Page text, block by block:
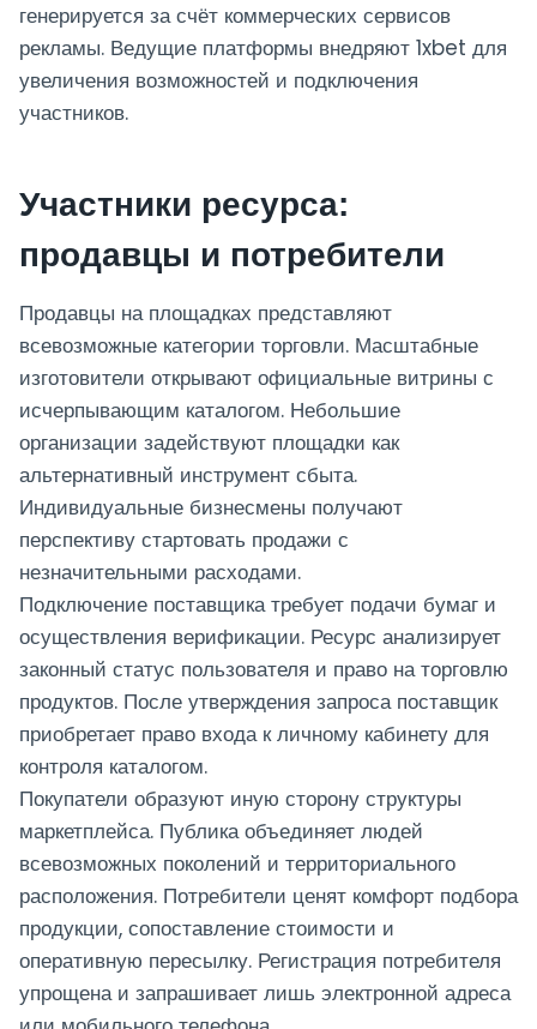
генерируется за счёт коммерческих сервисов
рекламы. Ведущие платформы внедряют 1xbet для
увеличения возможностей и подключения
участников.
Участники ресурса:
продавцы и потребители
Продавцы на площадках представляют
всевозможные категории торговли. Масштабные
изготовители открывают официальные витрины с
исчерпывающим каталогом. Небольшие
организации задействуют площадки как
альтернативный инструмент сбыта.
Индивидуальные бизнесмены получают
перспективу стартовать продажи с
незначительными расходами.
Подключение поставщика требует подачи бумаг и
осуществления верификации. Ресурс анализирует
законный статус пользователя и право на торговлю
продуктов. После утверждения запроса поставщик
приобретает право входа к личному кабинету для
контроля каталогом.
Покупатели образуют иную сторону структуры
маркетплейса. Публика объединяет людей
всевозможных поколений и территориального
расположения. Потребители ценят комфорт подбора
продукции, сопоставление стоимости и
оперативную пересылку. Регистрация потребителя
упрощена и запрашивает лишь электронной адреса